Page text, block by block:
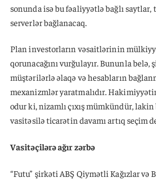
sonunda isə bu fəaliyyətlə bağlı saytlar,
serverlər bağlanacaq.
Plan investorların vəsaitlərinin
qorunacağını vurğulayır. Bununla belə,
müştərilərlə əlaqə və hesabların
mexanizmlər yaratmalıdır.
odur ki, nizamlı çıxış mümkündür,
vasitəsilə ticarətin davamı artıq seçim
Vasitəçilərə ağır zərbə
“Futu” şirkəti ABŞ Qiymətli Kağızlar və